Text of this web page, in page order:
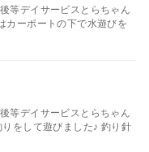
等デイサービスとらちゃん
カーポートの下で水遊びを
等デイサービスとらちゃん
をして遊びました♪ 釣り針